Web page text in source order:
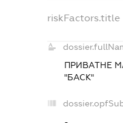
riskFactors.title
ПРИВАТНЕ
"БАСК"
-